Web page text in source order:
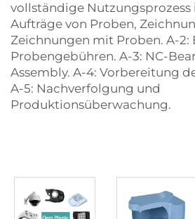
vollständige Nutzungsprozess
Aufträge von Proben,
Zeichnungen mit Proben. A-2:
Probengebühren. A-3: NC-
Assembly. A-4: Vorbereitung
A-5: Nachverfolgung und
Produktionsüberwachung.